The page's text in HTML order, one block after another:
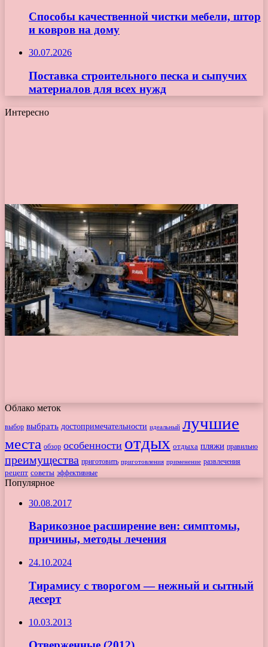
Способы качественной чистки мебели, штор
и ковров на дому
30.07.2026
Поставка строительного песка и сыпучих
материалов для всех нужд
Интересно
Облако меток
выбор выбрать достопримечательности идеальный лучшие
места обзор особенности отдых отдыха пляжи правильно
преимущества приготовить приготовления применение развлечения
рецепт советы эффективные
Популярное
30.08.2017
Варикозное расширение вен: симптомы,
причины, методы лечения
24.10.2024
Тирамису с творогом — нежный и сытный
десерт
10.03.2013